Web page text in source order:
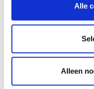
Alle
Alleen